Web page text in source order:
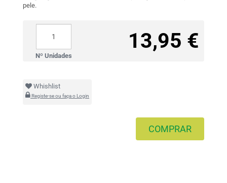
pele.
13,95 €
Nº Unidades
Whishlist
Registe-se ou faça o Login
COMPRAR